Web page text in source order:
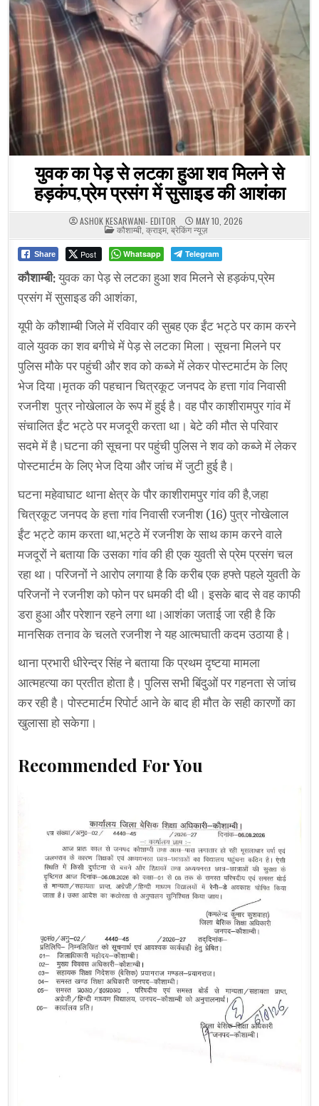
युवक का पेड़ से लटका हुआ शव मिलने से
हड़कंप,प्रेम प्रसंग में सुसाइड की आशंका
ASHOK KESARWANI- EDITOR MAY 10, 2026
POSTED
IN
कौशाम्बी क्राइम, ब्रेकिंग न्यूज़
Share Post Whatsapp Telegram
कौशाम्बी:युवक का पेड़ से लटका हुआ शव मिलने से हड़कंप,प्रेम
प्रसंग में सुसाइड की आशंका,
यूपी के कौशाम्बी जिले में रविवार की सुबह एक ईंट भट्ठे पर काम करने
वाले युवक का शव बगीचे में पेड़ से लटका मिला। सूचना मिलने पर
पुलिस मौके पर पहुंची और शव को कब्जे में लेकर पोस्टमार्टम के लिए
भेज दिया।मृतक की पहचान चित्रकूट जनपद के हत्ता गांव निवासी
रजनीश पुत्र नोखेलाल के रूप में हुई है। वह पौर काशीरामपुर गांव में
संचालित ईंट भट्ठे पर मजदूरी करता था। बेटे की मौत से परिवार
सदमे में है।घटना की सूचना पर पहुंची पुलिस ने शव को कब्जे में लेकर
पोस्टमार्टम के लिए भेज दिया और जांच में जुटी हुई है।
घटना महेवाघाट थाना क्षेत्र के पौर काशीरामपुर गांव की है,जहा
चित्रकूट जनपद के हत्ता गांव निवासी रजनीश (16) पुत्र नोखेलाल
ईंट भट्टे काम करता था,भट्ठे में रजनीश के साथ काम करने वाले
मजदूरों ने बताया कि उसका गांव की ही एक युवती से प्रेम प्रसंग चल
रहा था। परिजनों ने आरोप लगाया है कि करीब एक हफ्ते पहले युवती के
परिजनों ने रजनीश को फोन पर धमकी दी थी। इसके बाद से वह काफी
डरा हुआ और परेशान रहने लगा था।आशंका जताई जा रही है कि
मानसिक तनाव के चलते रजनीश ने यह आत्मघाती कदम उठाया है।
थाना प्रभारी धीरेन्द्र सिंह ने बताया कि प्रथम दृष्टया मामला
आत्महत्या का प्रतीत होता है। पुलिस सभी बिंदुओं पर गहनता से जांच
कर रही है। पोस्टमार्टम रिपोर्ट आने के बाद ही मौत के सही कारणों का
खुलासा हो सकेगा।
Recommended For You